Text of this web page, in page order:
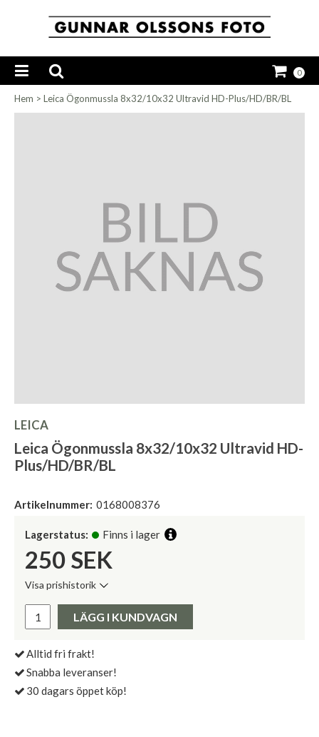
0
Hem > Leica Ögonmussla 8x32/10x32 Ultravid HD-Plus/HD/BR/BL
LEICA
Leica Ögonmussla 8x32/10x32 Ultravid HD-
Plus/HD/BR/BL
Artikelnummer: 0168008376
Lagerstatus: Finns i lager
250 SEK
Visa prishistorik
Pris:
LÄGG I KUNDVAGN
Alltid fri frakt!
Snabba leveranser!
30 dagars öppet köp!